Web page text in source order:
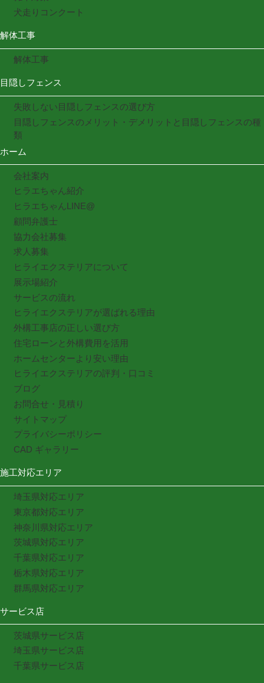
犬走りコンクート
解体工事
解体工事
目隠しフェンス
失敗しない目隠しフェンスの選び方
目隠しフェンスのメリット・デメリットと目隠しフェンスの種
類
ホーム
会社案内
ヒラエちゃん紹介
ヒラエちゃんLINE@
顧問弁護士
協力会社募集
求人募集
ヒライエクステリアについて
展示場紹介
サービスの流れ
ヒライエクステリアが選ばれる理由
外構工事店の正しい選び方
住宅ローンと外構費用を活用
ホームセンターより安い理由
ヒライエクステリアの評判・口コミ
ブログ
お問合せ・見積り
サイトマップ
プライバシーポリシー
CAD ギャラリー
施工対応エリア
埼玉県対応エリア
東京都対応エリア
神奈川県対応エリア
茨城県対応エリア
千葉県対応エリア
栃木県対応エリア
群馬県対応エリア
サービス店
茨城県サービス店
埼玉県サービス店
千葉県サービス店